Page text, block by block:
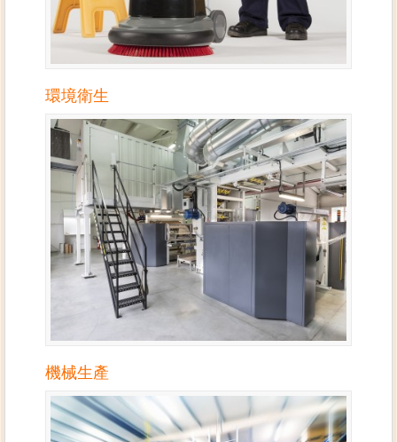
環境衛生
機械生產